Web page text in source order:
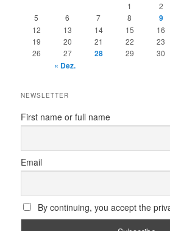
1 2
5
6 7 8 9
12
13 14 15 16
19
20 21 22 23
26
27 28 29 30
« Dez.
NEWSLETTER
First name or full name
Email
By continuing, you accept the